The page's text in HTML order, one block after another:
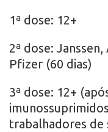
1ª dose: 12+
2ª dose:
Pfizer (60 dias)
3ª dose: 12+
trabalhadores de